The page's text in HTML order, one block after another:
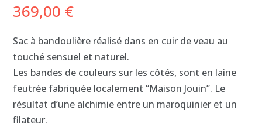
369,00 €
Sac à bandoulière réalisé dans en cuir de veau au
touché sensuel et naturel.
Les bandes de couleurs sur les côtés, sont en laine
feutrée fabriquée localement “Maison Jouin”. Le
résultat d’une alchimie entre un maroquinier et un
filateur.